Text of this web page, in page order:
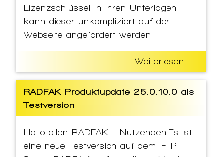
Lizenzschlüssel in Ihren Unterlagen
kann dieser unkompliziert auf der
Webseite angefordert werden
Weiterlesen...
RADFAK Produktupdate 25.0.10.0 als
Testversion
Hallo allen RADFAK – Nutzenden!Es ist
eine neue Testversion auf dem FTP